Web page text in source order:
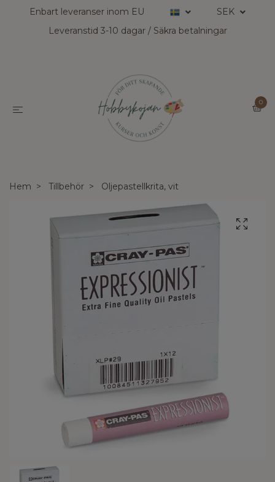
Enbart leveranser inom EU
SEK
Leveranstid 3-10 dagar / Säkra betalningar
0
Hem Tillbehör Oljepastellkrita, vit